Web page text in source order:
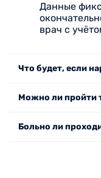
Данные
врач с
Что будет, если
Можно ли пройти
Больно ли